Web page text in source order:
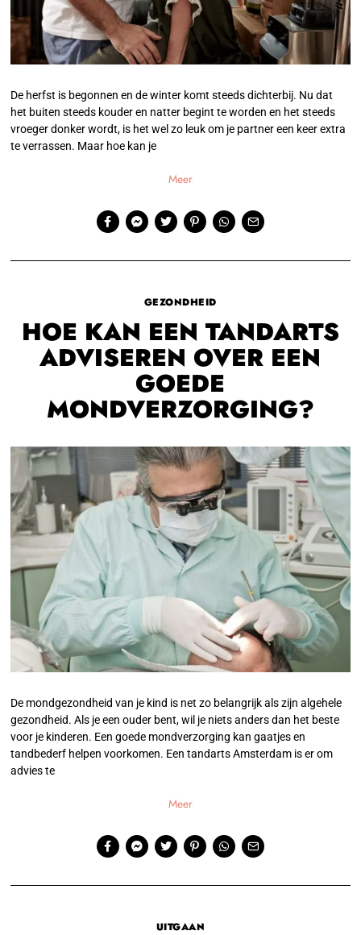
De herfst is begonnen en de winter komt steeds dichterbij. Nu dat
het buiten steeds kouder en natter begint te worden en het steeds
vroeger donker wordt, is het wel zo leuk om je partner een keer extra
te verrassen. Maar hoe kan je
Meer
GEZONDHEID
HOE KAN EEN TANDARTS
ADVISEREN OVER EEN
GOEDE
MONDVERZORGING?
De mondgezondheid van je kind is net zo belangrijk als zijn algehele
gezondheid. Als je een ouder bent, wil je niets anders dan het beste
voor je kinderen. Een goede mondverzorging kan gaatjes en
tandbederf helpen voorkomen. Een tandarts Amsterdam is er om
advies te
Meer
UITGAAN